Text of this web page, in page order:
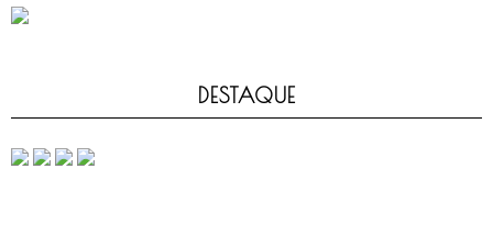
DESTAQUE